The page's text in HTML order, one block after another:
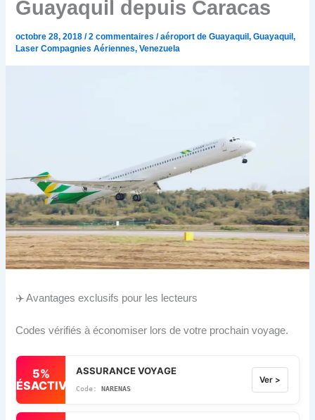
Guayaquil depuis Caracas
octobre 28, 2018/2 commentaires /aéroport de Guayaquil,Guayaquil,
Laser Compagnies Aériennes,Venezuela
✈️ Avantages exclusifs pour les lecteurs
Codes vérifiés à économiser lors de votre prochain voyage.
5%
DÉSACTIVÉ
ASSURANCE VOYAGE
NARENAS
Ver >